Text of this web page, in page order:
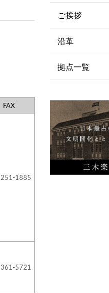
FAX
1885
5721
ご挨拶
沿革
拠点一覧